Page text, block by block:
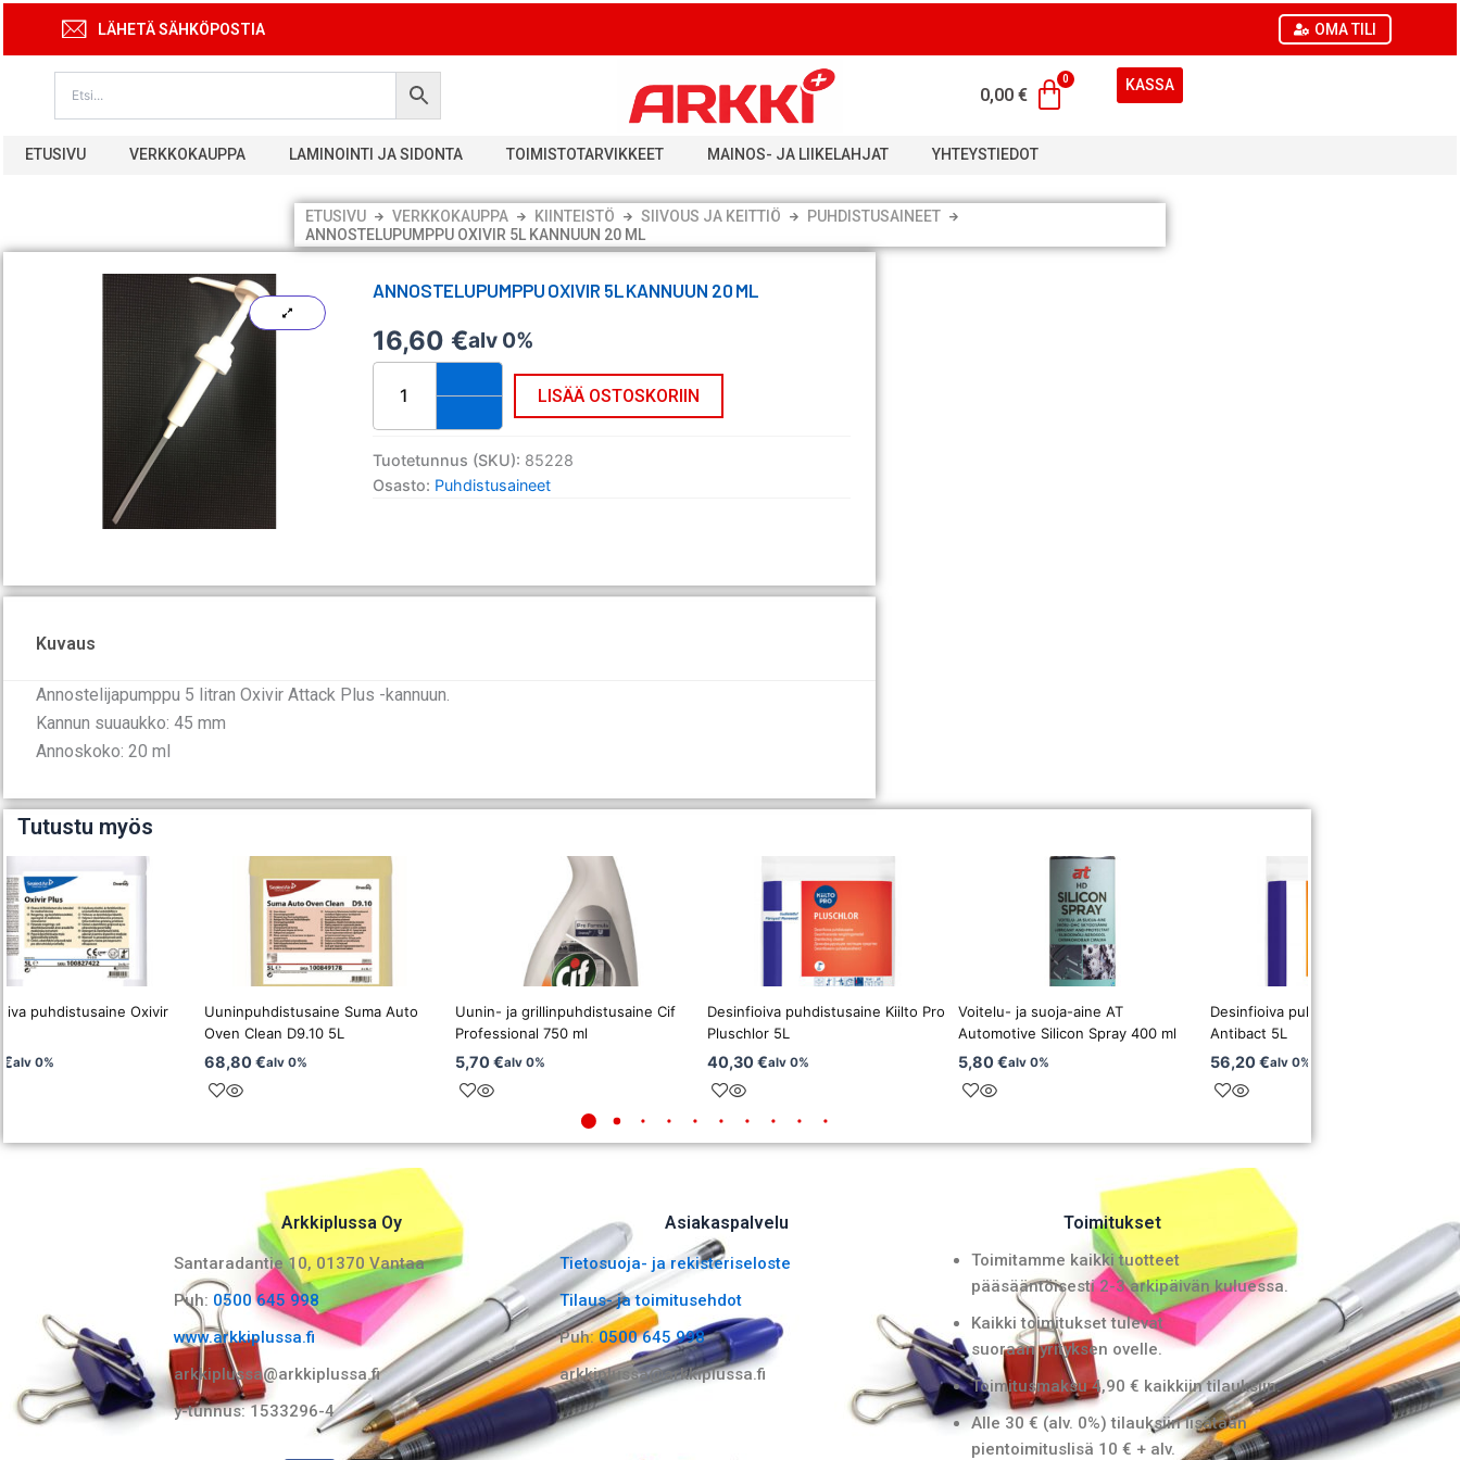
sisältöön
LÄHETÄ SÄHKÖPOSTIA OMA TILI
0,00 €
KASSA
ETUSIVU VERKKOKAUPPA LAMINOINTI JA SIDONTA TOIMISTOTARVIKKEET MAINOS- JA LIIKELAHJAT YHTEYSTIEDOT
ETUSIVU VERKKOKAUPPA KIINTEISTÖ SIIVOUS JA KEITTIÖ
PUHDISTUSAINEET
ANNOSTELUPUMPPU OXIVIR 5L KANNUUN 20 ML
ANNOSTELUPUMPPU OXIVIR 5L KANNUUN 20 ML
16,60€alv 0%
Annostelupumppu
Oxivir
kannuun
20
ml
LISÄÄ OSTOSKORIIN
Tuotetunnus (SKU): 85228
Osasto: Puhdistusaineet
Kuvaus
Annostelijapumppu 5 litran Oxivir Attack Plus -kannuun.
Kannun suuaukko: 45 mm
Annoskoko: 20 ml
Tutustu myös
puhdistusaine Oxivir
€alv 0%
Uuninpuhdistusaine Suma Auto
Oven Clean D9.10 5L
68,80€alv 0%
Uunin- ja grillinpuhdistusaine Cif
Professional 750 ml
5,70€alv 0%
Desinfioiva puhdistusaine Kiilto Pro
Pluschlor 5L
40,30€alv 0%
Voitelu- ja suoja-aine AT
Automotive Silicon Spray 400 ml
5,80€alv 0%
Desinfioiva puhdistusaine Kiilto Pro
Antibact 5L
56,20€alv 0%
Arkkiplussa Oy
Santaradantie 10, 01370 Vantaa​
Puh: 0500 645 998
www.arkkiplussa.fi
arkkiplussa@arkkiplussa.fi
y-tunnus: 1533296-4
Asiakaspalvelu
Tietosuoja- ja rekisteriseloste
Tilaus- ja toimitusehdot
Puh:0500 645 998
arkkiplussa@arkkiplussa.fi
Toimitukset
Toimitamme kaikki tuotteet
pääsääntöisesti 2-3 arkipäivän kuluessa.
Kaikki toimitukset tulevat
suoraan yrityksen ovelle.
Toimitusmaksu 4,90 € kaikkiin tilauksiin.
Alle 30 € (alv. 0%) tilauksiin lisätään
pientoimituslisä 10 € + alv.